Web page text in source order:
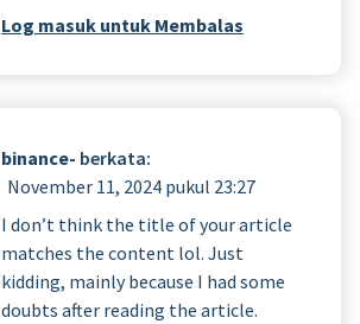
Log masuk untuk Membalas
binance- berkata:
November 11, 2024 pukul 23:27
I don’t think the title of your article
matches the content lol. Just
kidding, mainly because I had some
doubts after reading the article.